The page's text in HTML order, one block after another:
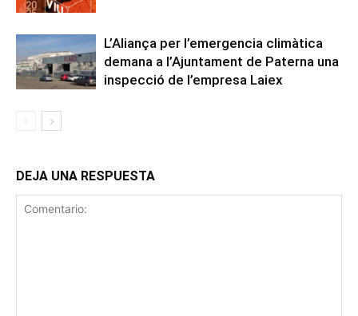
L’Aliança per l’emergencia climàtica
demana a l’Ajuntament de Paterna una
inspecció de l’empresa Laiex
DEJA UNA RESPUESTA